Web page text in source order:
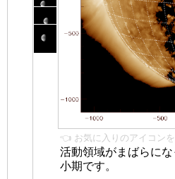
👈 お気に入りのアイコンを
活動領域がまばらに
小期です。